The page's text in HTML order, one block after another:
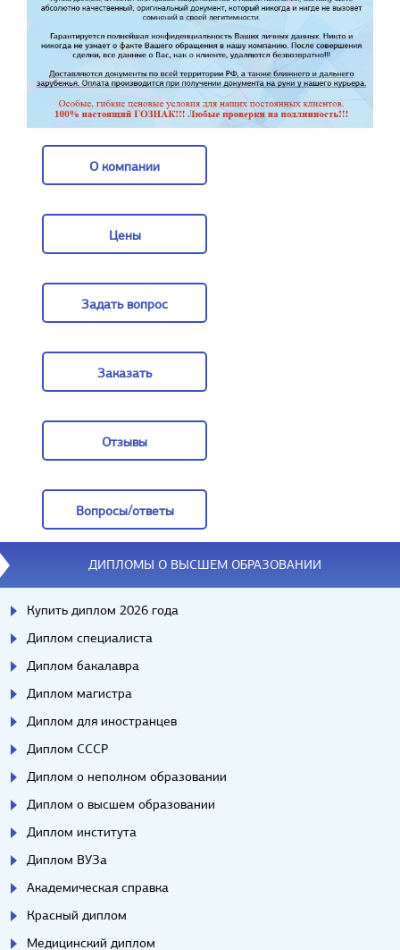
О компании
Цены
Задать вопрос
Заказать
Отзывы
Вопросы/ответы
Вопросы/ответы
ДИПЛОМЫ О ВЫСШЕМ ОБРАЗОВАНИИ
Купить диплом 2026 года
Диплом специалиста
Диплом бакалавра
Диплом магистра
Диплом для иностранцев
Диплом СССР
Диплом о неполном образовании
Диплом о высшем образовании
Диплом института
Диплом ВУЗа
Академическая справка
Красный диплом
Медицинский диплом